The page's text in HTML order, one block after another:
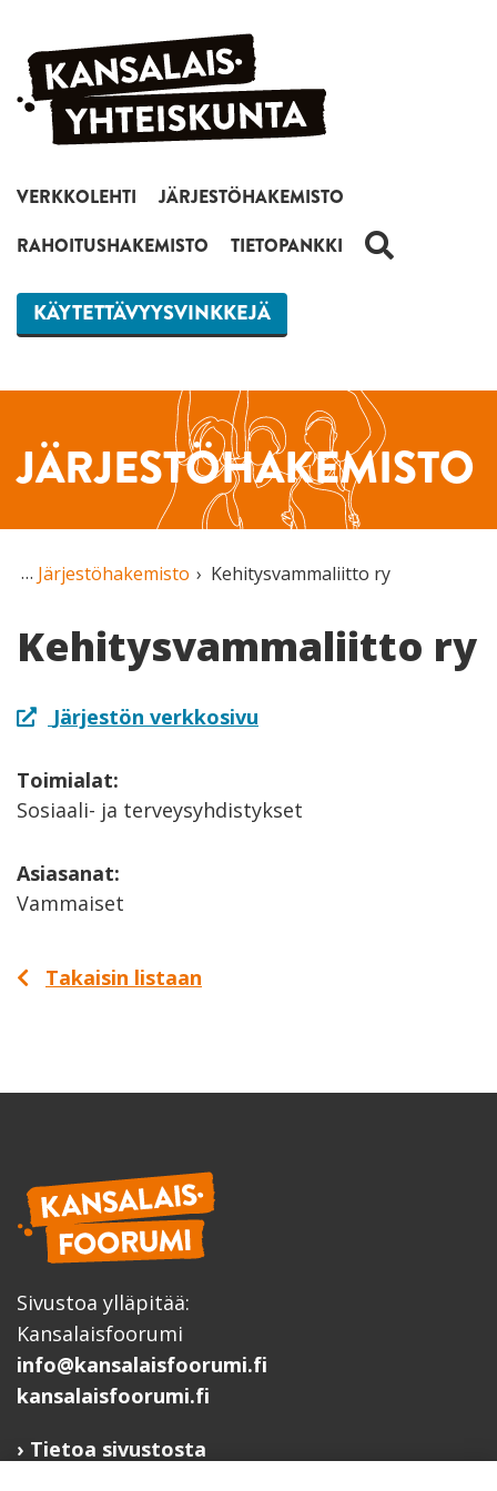
Siirry sisältöön
VERKKOLEHTI
JÄRJESTÖHAKEMISTO
RAHOITUSHAKEMISTO
TIETOPANKKI HAKU
KÄYTETTÄVYYSVINKKEJÄ
JÄRJESTÖHAKEMISTO
Järjestöhakemisto Kehitysvammaliitto ry
Kehitysvammaliitto ry
Järjestön verkkosivu
Toimialat:
Sosiaali- ja terveysyhdistykset
Asiasanat:
Vammaiset
Takaisin listaan
Sivustoa ylläpitää:
Kansalaisfoorumi
info@kansalaisfoorumi.fi
kansalaisfoorumi.fi
Tietoa sivustosta